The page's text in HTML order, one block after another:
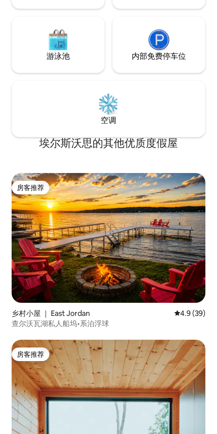
游泳池 内部免费停车位
空调
埃尔斯沃思的其他优质度假屋
房客推荐
房客推荐
乡村小屋 ｜ East Jordan 平均评分
4.9 (39)
查尔沃瓦湖私人船坞•系泊浮球
房客推荐
房客推荐